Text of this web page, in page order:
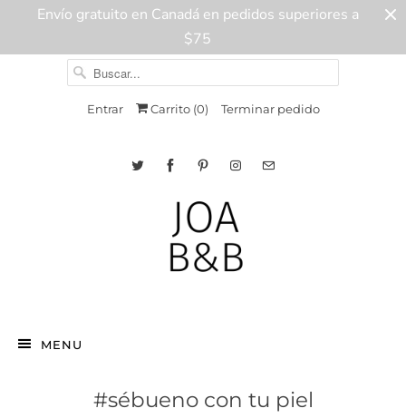
Envío gratuito en Canadá en pedidos superiores a
$75
Entrar Carrito (0) Terminar pedido
MENU
#sébueno con tu piel